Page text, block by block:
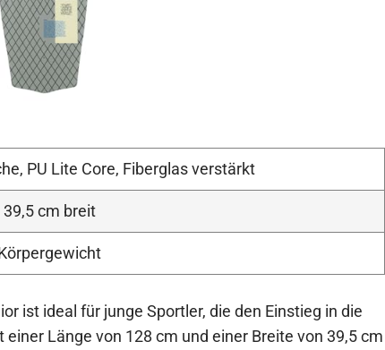
PU Lite Core, Fiberglas verstärkt
cm breit
ist ideal für junge Sportler, die den Einstieg in die
Länge von 128 cm und einer Breite von 39,5 cm